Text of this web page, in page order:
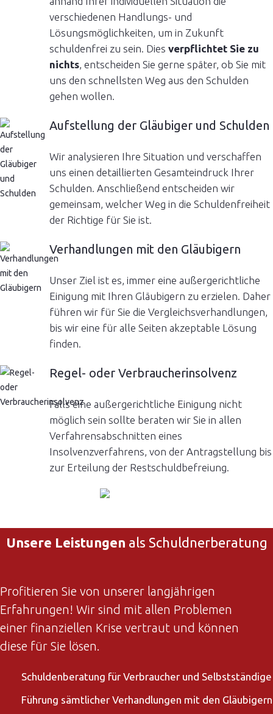
verschiedenen Handlungs- und
Lösungsmöglichkeiten, um in Zukunft
schuldenfrei zu sein. Dies verpflichtet Sie zu
nichts, entscheiden Sie gerne später, ob Sie mit
uns den schnellsten Weg aus den Schulden
gehen wollen.
Aufstellung der Gläubiger und Schulden
Wir analysieren Ihre Situation und verschaffen
uns einen detaillierten Gesamteindruck Ihrer
Schulden. Anschließend entscheiden wir
gemeinsam, welcher Weg in die Schuldenfreiheit
der Richtige für Sie ist.
Verhandlungen mit den Gläubigern
Unser Ziel ist es, immer eine außergerichtliche
Einigung mit Ihren Gläubigern zu erzielen. Daher
führen wir für Sie die Vergleichsverhandlungen,
bis wir eine für alle Seiten akzeptable Lösung
finden.
Regel- oder Verbraucherinsolvenz
Falls eine außergerichtliche Einigung nicht
möglich sein sollte beraten wir Sie in allen
Verfahrensabschnitten eines
Insolvenzverfahrens, von der Antragstellung bis
zur Erteilung der Restschuldbefreiung.
Unsere Leistungen als Schuldnerberatung
Profitieren Sie von unserer langjährigen
Erfahrungen! Wir sind mit allen Problemen
einer finanziellen Krise vertraut und können
diese für Sie lösen.
Schuldenberatung für Verbraucher und Selbstständige
Führung sämtlicher Verhandlungen mit den Gläubigern